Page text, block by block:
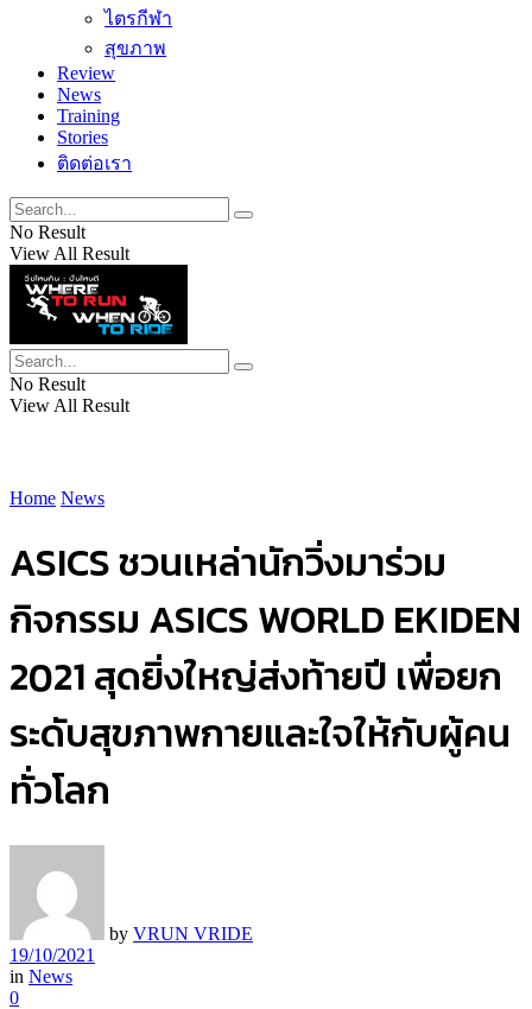
ไตรกีฬา
สุขภาพ
Review
News
Training
Stories
ติดต่อเรา
No Result
View All Result
No Result
View All Result
Home News
ASICS ชวนเหล่านักวิ่งมาร่วม
กิจกรรม ASICS WORLD EKIDEN
2021 สุดยิ่งใหญ่ส่งท้ายปี เพื่อยก
ระดับสุขภาพกายและใจให้กับผู้คน
ทั่วโลก
by VRUN VRIDE
19/10/2021
in News
0